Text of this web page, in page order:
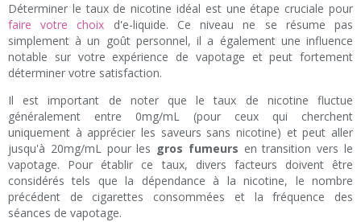
Déterminer le taux de nicotine idéal est une étape cruciale pour
faire votre choix d'e-liquide. Ce niveau ne se résume pas
simplement à un goût personnel, il a également une influence
notable sur votre expérience de vapotage et peut fortement
déterminer votre satisfaction.
Il est important de noter que le taux de nicotine fluctue
généralement entre 0mg/mL (pour ceux qui cherchent
uniquement à apprécier les saveurs sans nicotine) et peut aller
jusqu'à 20mg/mL pour les gros fumeurs en transition vers le
vapotage. Pour établir ce taux, divers facteurs doivent être
considérés tels que la dépendance à la nicotine, le nombre
précédent de cigarettes consommées et la fréquence des
séances de vapotage.